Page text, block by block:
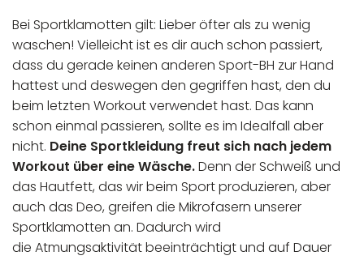
Bei Sportklamotten gilt: Lieber öfter als zu wenig
waschen! Vielleicht ist es dir auch schon passiert,
dass du gerade keinen anderen Sport-BH zur Hand
hattest und deswegen den gegriffen hast, den du
beim letzten Workout verwendet hast. Das kann
schon einmal passieren, sollte es im Idealfall aber
nicht. Deine Sportkleidung freut sich nach jedem
Workout über eine Wäsche.Denn der Schweiß und
das Hautfett, das wir beim Sport produzieren, aber
auch das Deo, greifen die Mikrofasern unserer
Sportklamotten an. Dadurch wird
die Atmungsaktivität beeinträchtigt und auf Dauer